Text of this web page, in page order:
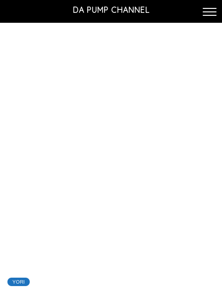
DA PUMP CHANNEL
YORI